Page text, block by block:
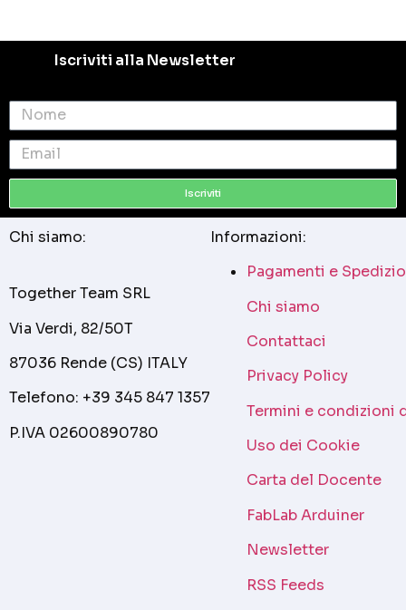
Iscriviti alla Newsletter
Iscriviti
Chi siamo:
Together Team SRL
Via Verdi, 82/50T
87036 Rende (CS) ITALY
Telefono: +39 345 847 1357
P.IVA 02600890780
Informazioni:
Pagamenti e
Chi siamo
Contattaci
Privacy Policy
Termini e condizioni
Uso dei Cookie
Carta del Docente
FabLab Arduiner
Newsletter
RSS Feeds